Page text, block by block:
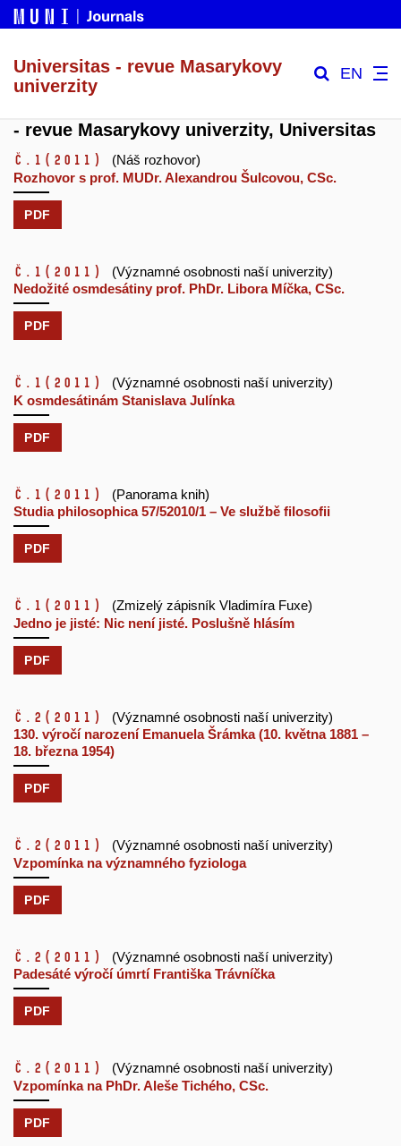
Universitas - revue Masarykovy
univerzity
EN
- revue Masarykovy univerzity, Universitas
č.1 (2011)
(Náš rozhovor)
Rozhovor s prof. MUDr. Alexandrou Šulcovou, CSc.
PDF
č.1 (2011)
(Významné osobnosti naší univerzity)
Nedožité osmdesátiny prof. PhDr. Libora Míčka, CSc.
PDF
č.1 (2011)
(Významné osobnosti naší univerzity)
K osmdesátinám Stanislava Julínka
PDF
č.1 (2011)
(Panorama knih)
Studia philosophica 57/52010/1 – Ve službě filosofii
PDF
č.1 (2011)
(Zmizelý zápisník Vladimíra Fuxe)
Jedno je jisté: Nic není jisté. Poslušně hlásím
PDF
č.2 (2011)
(Významné osobnosti naší univerzity)
130. výročí narození Emanuela Šrámka (10. května 1881 –
18. března 1954)
PDF
č.2 (2011)
(Významné osobnosti naší univerzity)
Vzpomínka na významného fyziologa
PDF
č.2 (2011)
(Významné osobnosti naší univerzity)
Padesáté výročí úmrtí Františka Trávníčka
PDF
č.2 (2011)
(Významné osobnosti naší univerzity)
Vzpomínka na PhDr. Aleše Tichého, CSc.
PDF